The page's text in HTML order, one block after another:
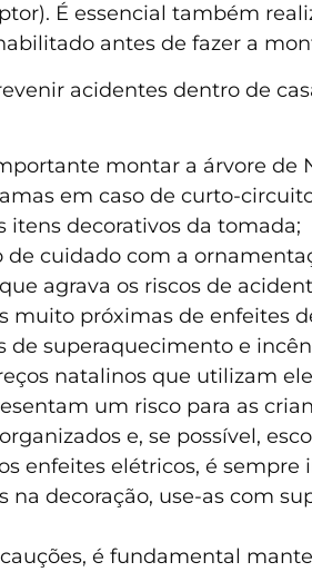
É essencial também
antes de fazer a
acidentes dentro de
montar a árvore
em caso de curto-
itens decorativos da tomada;
cuidado com a
agrava os riscos de
muito próximas de enfeites
de superaquecimento e
natalinos que utilizam
um risco para as
e, se possível,
enfeites elétricos, é
na decoração, use-as com
é fundamental